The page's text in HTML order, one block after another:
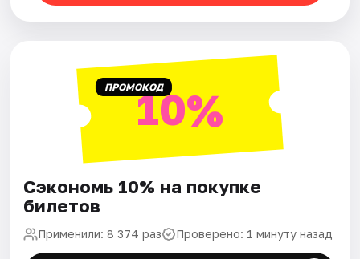
ПРОМОКОД10%
Сэкономь 10% на покупке
билетов
Применили: 8 374 раз Проверено: 1 минуту назад